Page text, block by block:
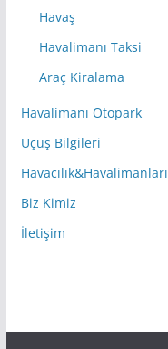
Havaş
Havalimanı Taksi
Araç Kiralama
Havalimanı Otopark
Uçuş Bilgileri
Havacılık&Havalimanları
Biz Kimiz
İletişim